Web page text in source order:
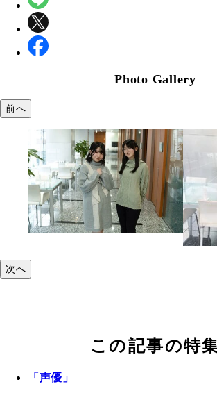
Photo Gallery
前へ
次へ
この記事の特
「声優」